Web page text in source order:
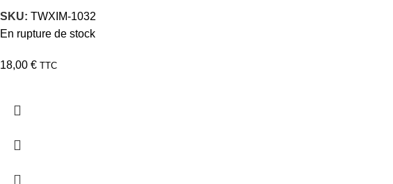
SKU: TWXIM-1032
En rupture de stock
18,00 € TTC